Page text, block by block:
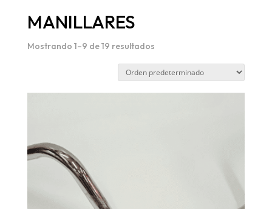
MANILLARES
Mostrando 1–9 de 19 resultados